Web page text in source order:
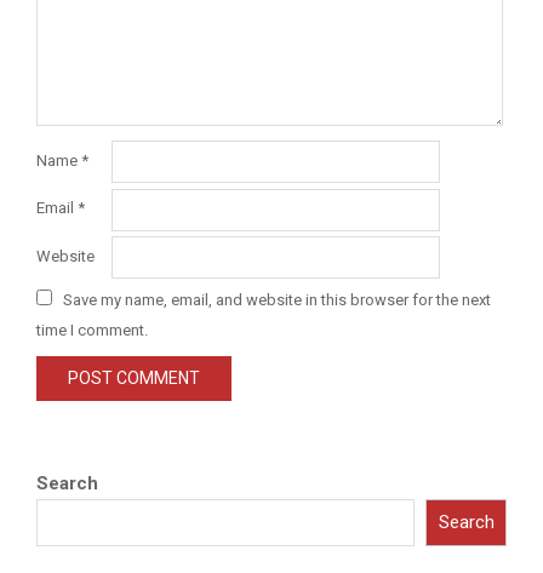
Name *
Email *
Website
Save my name, email, and website in this browser for the next
time I comment.
Search
Search